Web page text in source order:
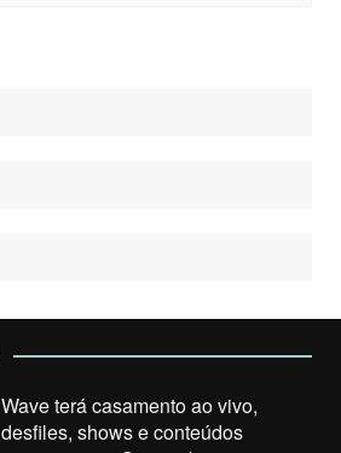
Wave terá casamento ao vivo,
desfiles, shows e conteúdos